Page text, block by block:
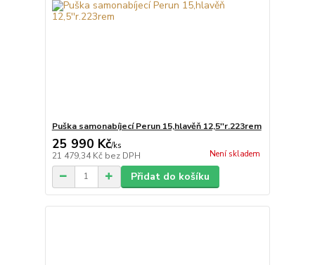
Puška samonabíjecí Perun 15,hlavěň 12,5''r.223rem
25 990 Kč/ks
21 479,34 Kč bez DPH Není skladem
Přidat do košíku